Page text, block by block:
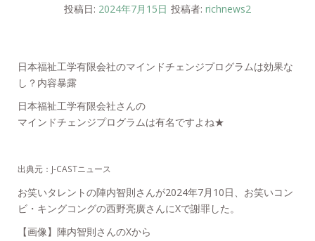
投稿日: 2024年7月15日 投稿者: richnews2
日本福祉工学有限会社のマインドチェンジプログラムは効果な
し？内容暴露
日本福祉工学有限会社さんの
マインドチェンジプログラムは有名ですよね★
出典元：J-CASTニュース
お笑いタレントの陣内智則さんが2024年7月10日、お笑いコン
ビ・キングコングの西野亮廣さんにXで謝罪した。
【画像】陣内智則さんのXから